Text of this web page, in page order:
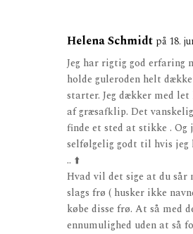
Helena Schmidt på 18.
Jeg har rigtig god erfaring
holde guleroden helt
starter. Jeg dækker med let
af græsafklip. Det
finde et sted at stikke . Og
selfølgelig godt til hvis jeg
.. ⬆️
Hvad vil det sige at du sår
slags frø ( husker ikke
købe disse frø. At så med
ennumulighed uden at så